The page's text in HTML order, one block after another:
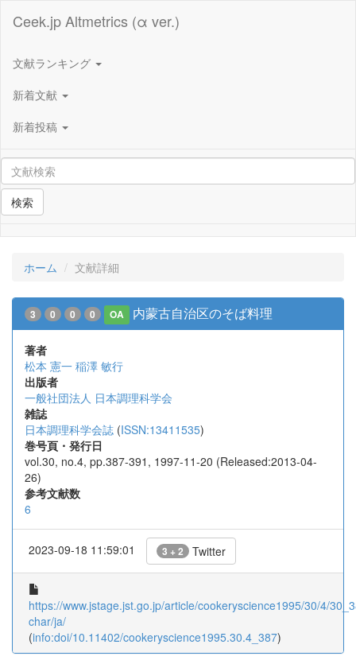
Ceek.jp Altmetrics (α ver.)
文献ランキング
新着文献
新着投稿
検索
ホーム 文献詳細
3 0 0 0 OA 内蒙古自治区のそば料理
著者
松本 憲一 稲澤 敏行
出版者
一般社団法人 日本調理科学会
雑誌
日本調理科学会誌 (ISSN:13411535)
巻号頁・発行日
vol.30, no.4, pp.387-391, 1997-11-20 (Released:2013-04-
26)
参考文献数
6
2023-09-18 11:59:01 3 + 2 Twitter
https://www.jstage.jst.go.jp/article/cookeryscience1995/30/4/
char/ja/
(info:doi/10.11402/cookeryscience1995.30.4_387)